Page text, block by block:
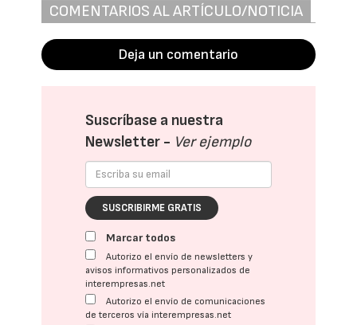
COMENTARIOS AL ARTÍCULO/NOTICIA
Deja un comentario
Suscríbase a nuestra
Newsletter - Ver ejemplo
SUSCRIBIRME GRATIS
Marcar todos
Autorizo el envío de newsletters y
avisos informativos personalizados de
interempresas.net
Autorizo el envío de comunicaciones
de terceros vía interempresas.net